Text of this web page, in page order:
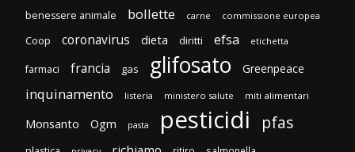
benessere animale bollette carne commissione europea
Coop coronavirus dieta diritti efsa etichetta
farmaci francia gas glifosato Greenpeace
inquinamento listeria ministero salute miti alimentari
Monsanto Ogm pasta pesticidi pfas